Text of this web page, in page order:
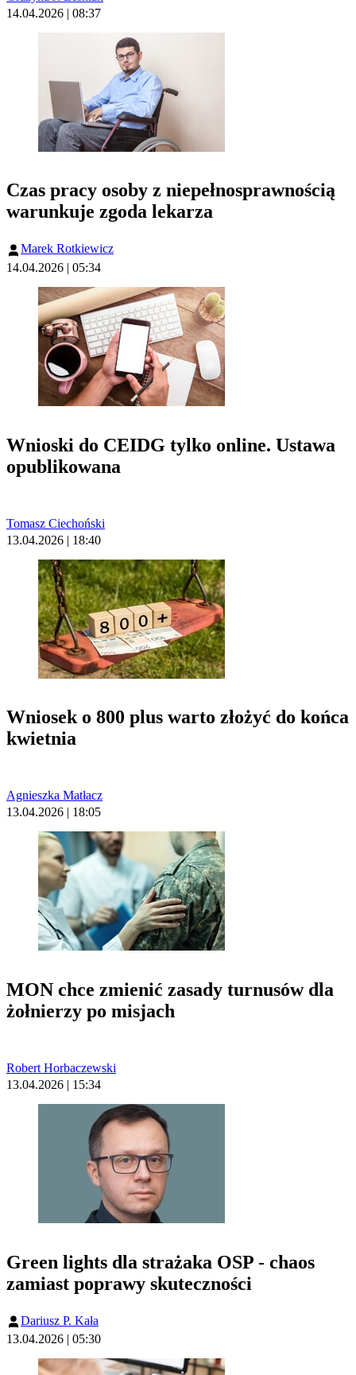
14.04.2026 | 08:37
Czas pracy osoby z niepełnosprawnością
warunkuje zgoda lekarza
Marek Rotkiewicz
14.04.2026 | 05:34
Wnioski do CEIDG tylko online. Ustawa
opublikowana
Tomasz Ciechoński
13.04.2026 | 18:40
Wniosek o 800 plus warto złożyć do końca
kwietnia
Agnieszka Matłacz
13.04.2026 | 18:05
MON chce zmienić zasady turnusów dla
żołnierzy po misjach
Robert Horbaczewski
13.04.2026 | 15:34
Green lights dla strażaka OSP - chaos
zamiast poprawy skuteczności
Dariusz P. Kała
13.04.2026 | 05:30